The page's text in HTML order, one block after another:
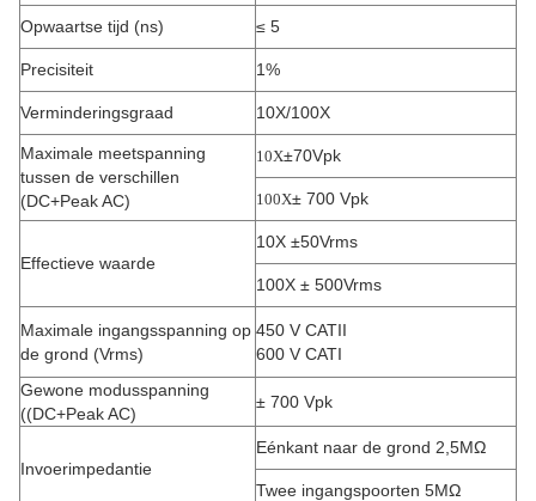
Opwaartse tijd (ns) ≤ 5
Precisiteit 1%
Verminderingsgraad 10X/100X
Maximale meetspanning
tussen de verschillen
(DC+Peak AC)
10X±70Vpk
100X± 700 Vpk
Effectieve waarde
10X ±50Vrms
100X ± 500Vrms
Maximale ingangsspanning op
de grond (Vrms)
450 V CATII
600 V CATI
Gewone modusspanning
((DC+Peak AC)
± 700 Vpk
Invoerimpedantie
Eénkant naar de grond 2,5MΩ
Twee ingangspoorten 5MΩ